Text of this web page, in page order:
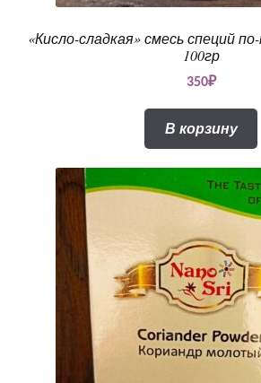
«Кисло-сладкая» смесь специй
100гр
350₽
В корзину